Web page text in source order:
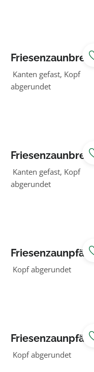
Friesenzaunbrett
er braun
Kanten gefast, Kopf
abgerundet
Friesenzaunbrett
er lasiert
Kanten gefast, Kopf
abgerundet
Friesenzaunpfähl
e natur stumpf
Kopf abgerundet
Friesenzaunpfähl
e stumpf grün
Kopf abgerundet